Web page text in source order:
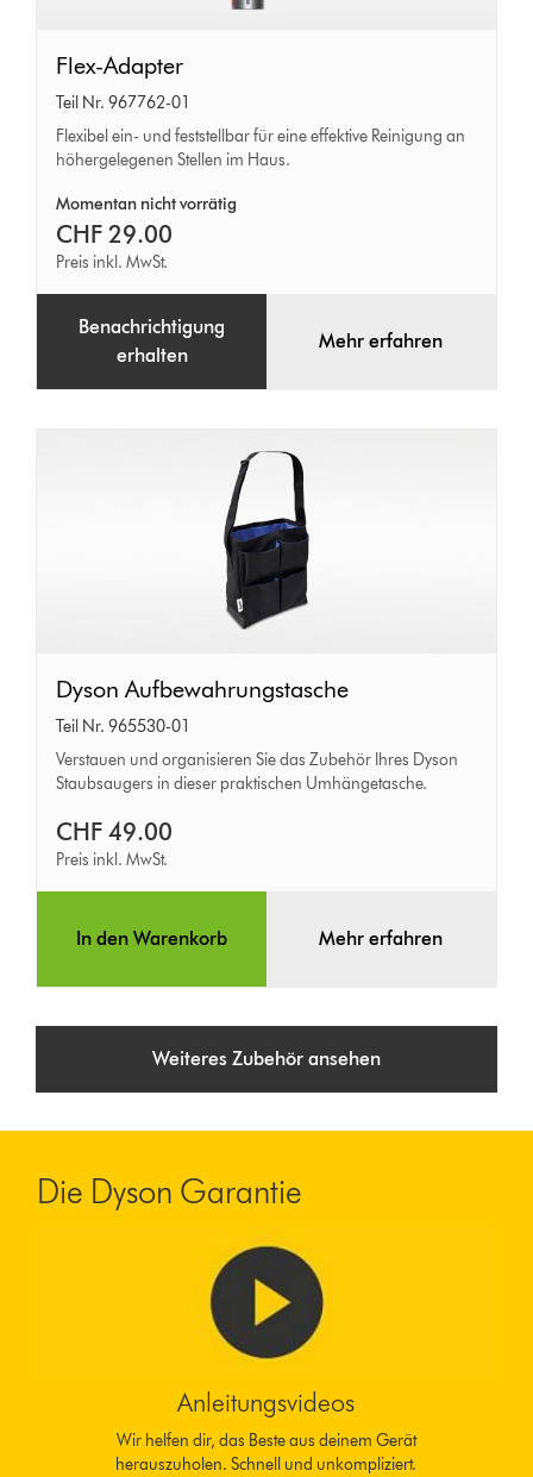
Flex-
Adapter
Flex-Adapter
Teil Nr. 967762-01
Flexibel ein- und feststellbar für eine effektive Reinigung an
höhergelegenen Stellen im Haus.
Momentan nicht vorrätig
CHF 29.00
Preis inkl. MwSt.
Benachrichtigung
erhalten
Mehr erfahren
Dyson
Aufbewahrungstasche
Dyson Aufbewahrungstasche
Teil Nr. 965530-01
Verstauen und organisieren Sie das Zubehör Ihres Dyson
Staubsaugers in dieser praktischen Umhängetasche.
CHF 49.00
Preis inkl. MwSt.
In den Warenkorb Mehr erfahren
Weiteres Zubehör ansehen
Die Dyson Garantie
Anleitungsvideos
Wir helfen dir, das Beste aus deinem Gerät
herauszuholen. Schnell und unkompliziert.